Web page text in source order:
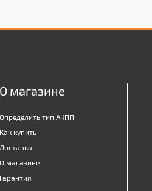
О магазине
Определить тип АКПП
Как купить
Доставка
О магазине
Гарантия